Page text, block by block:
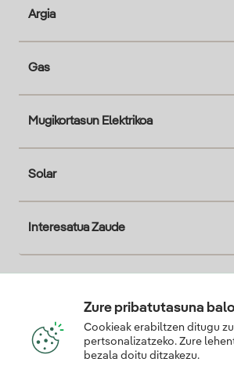
Argia
Gas
Mugikortasun Elektrikoa
Solar
Interesatua Zaude
Zure pribatutasuna
Cookieak erabiltzen ditugu
pertsonalizatzeko. Zure
bezala doitu ditzakezu.